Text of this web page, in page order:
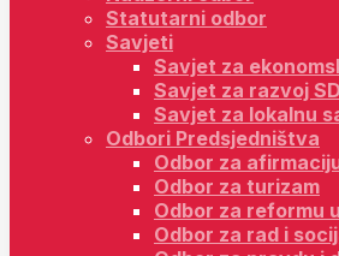
Statutarni odbor
Savjeti
Savjet za
Savjet za razvoj
Savjet za lokalnu
Odbori Predsjedništva
Odbor za
Odbor za turizam
Odbor za reformu
Odbor za rad i